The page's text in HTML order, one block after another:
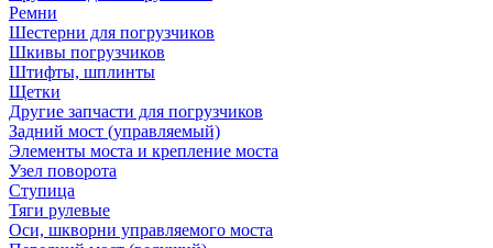
Ремни
Шестерни для погрузчиков
Шкивы погрузчиков
Штифты, шплинты
Щетки
Другие запчасти для погрузчиков
Задний мост (управляемый)
Элементы моста и крепление моста
Узел поворота
Ступица
Тяги рулевые
Оси, шкворни управляемого моста